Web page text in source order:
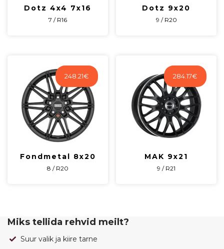
Dotz 4x4 7x16
7 / R16
Dotz 9x20
9 / R20
248.21€
Fondmetal 8x20
8 / R20
284.17€
MAK 9x21
9 / R21
Miks tellida rehvid meilt?
Suur valik ja kiire tarne